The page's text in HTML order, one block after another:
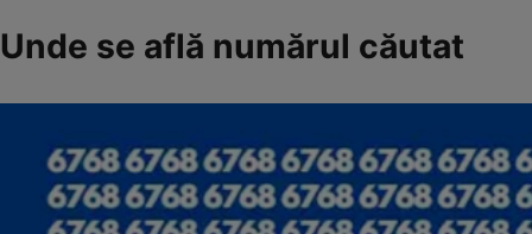
Unde se află numărul căutat